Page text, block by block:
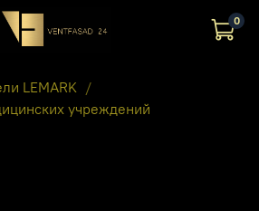
0
LEMARK
учреждений